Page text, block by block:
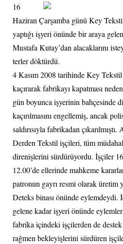
16
Haziran Çarşamba günü Key
yaptığı işyeri önünde bir araya
Mustafa Kutay’dan alacaklarını
terler döktürdü.
4 Kasım 2008 tarihinde Key
kaçırarak fabrikayı kapatması
gün boyunca işyerinin bahçesinde
kaçırılmasını engellemiş, ancak
saldırısıyla fabrikadan
Derden Tekstil işçileri, tüm
direnişlerini sürdürüyordu. İşçiler
12.00’de ellerinde mahkeme
patronun gayrı resmi olarak üretim
Deteks binası önünde eylemdeydi.
gelene kadar işyeri önünde
fabrika içindeki işçilerden de
rağmen bekleyişlerini sürdüren